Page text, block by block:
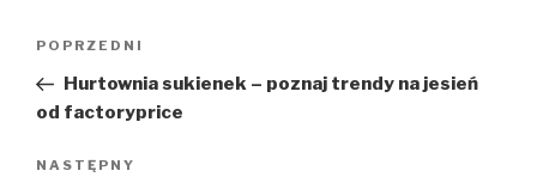
Poprzedni
wpis
POPRZEDNI
Hurtownia sukienek – poznaj trendy na jesień
od factoryprice
Następny
NASTĘPNY